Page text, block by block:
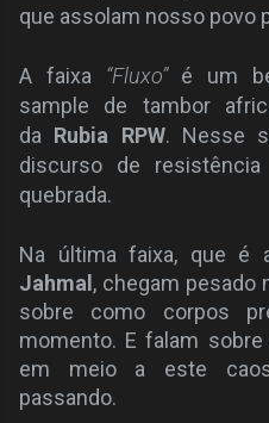
que assolam nosso povo
A faixa “Fluxo”é um
sample de tambor
da Rubia RPW. Nesse
discurso de
quebrada.
Na última faixa, que é
Jahmal , chegam pesado
sobre como corpos
momento. E falam
em meio a este
passando.